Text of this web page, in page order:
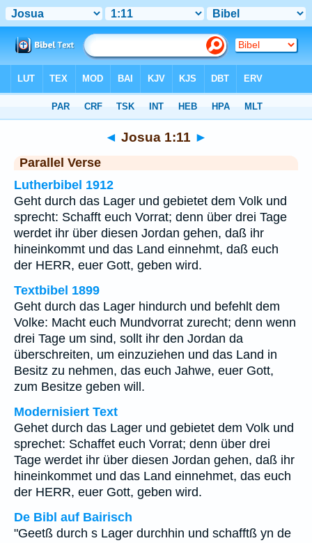
◄ Josua 1:11 ►
Parallel Verse
Lutherbibel 1912
Geht durch das Lager und gebietet dem Volk und
sprecht: Schafft euch Vorrat; denn über drei Tage
werdet ihr über diesen Jordan gehen, daß ihr
hineinkommt und das Land einnehmt, daß euch
der HERR, euer Gott, geben wird.
Textbibel 1899
Geht durch das Lager hindurch und befehlt dem
Volke: Macht euch Mundvorrat zurecht; denn wenn
drei Tage um sind, sollt ihr den Jordan da
überschreiten, um einzuziehen und das Land in
Besitz zu nehmen, das euch Jahwe, euer Gott,
zum Besitze geben will.
Modernisiert Text
Gehet durch das Lager und gebietet dem Volk und
sprechet: Schaffet euch Vorrat; denn über drei
Tage werdet ihr über diesen Jordan gehen, daß ihr
hineinkommet und das Land einnehmet, das euch
der HERR, euer Gott, geben wird.
De Bibl auf Bairisch
"Geetß durch s Lager durchhin und schafftß yn de